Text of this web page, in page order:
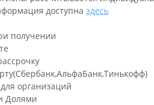
доступна здесь
получении
организаций
Долями